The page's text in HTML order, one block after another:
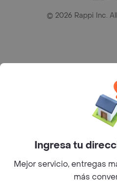
© 2026 Rappi Inc.
Bogotá D.C. ---
Ingresa tu
Mejor servicio, entregas
más